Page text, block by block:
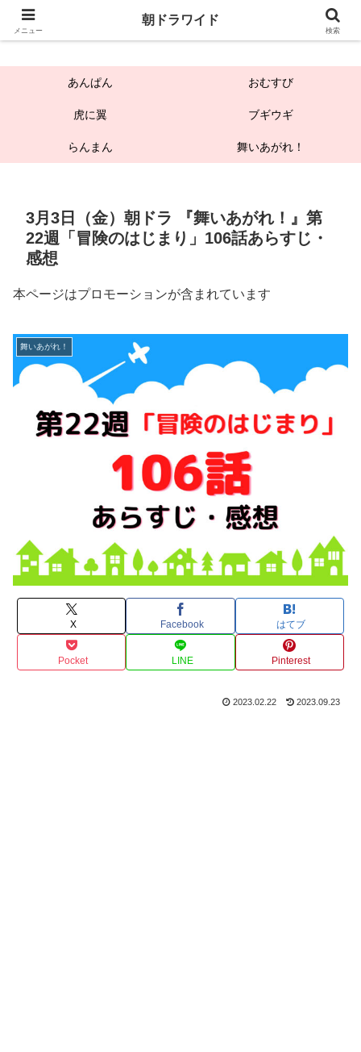
朝ドラワイド
あんぱん おむすび
虎に翼 ブギウギ
らんまん 舞いあがれ！
3月3日（金）朝ドラ 『舞いあがれ！』第
22週「冒険のはじまり」106話あらすじ・
感想
本ページはプロモーションが含まれています
舞いあがれ！
X Facebook はてブ
Pocket LINE Pinterest
2023.02.22 2023.09.23
メニュー
朝ドラワイド
検索